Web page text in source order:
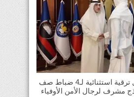
النائب الأول خلال ترقية استثنائية لـ4 ضباط صف
مشرف لرجال الأمن الأوفياء